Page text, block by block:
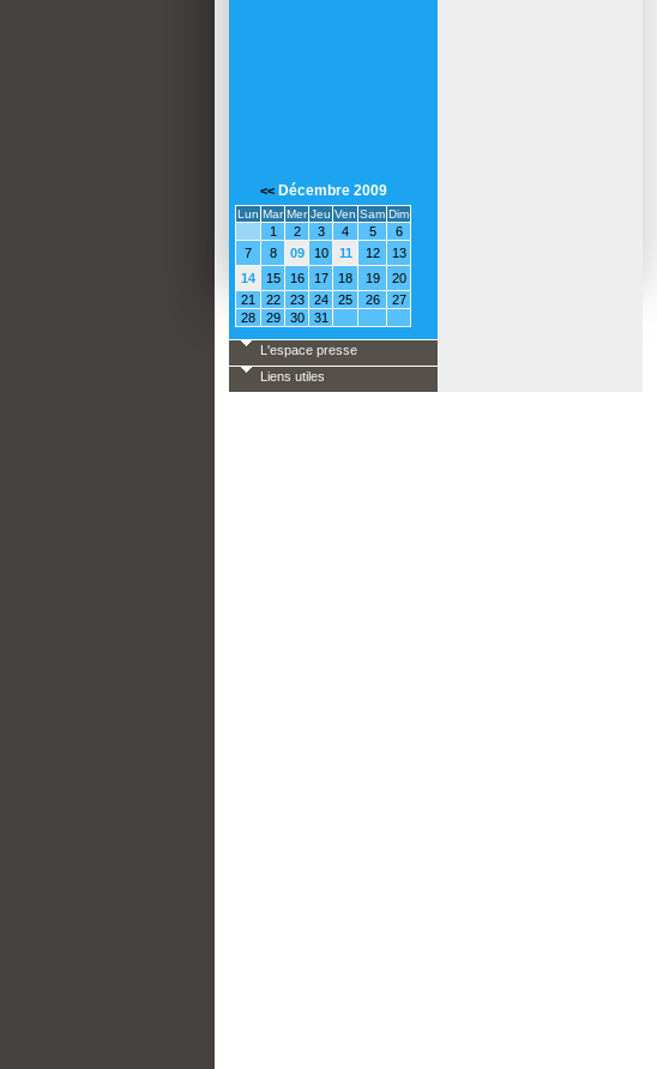
<<Décembre 2009
Lun Mar Mer Jeu Ven Sam Dim
1 2 3 4 5
6
7
8 09 10 11 12
13
14
15 16 17 18 19
20
21
22 23 24 25 26
27
28
29 30 31
L'espace presse
Liens utiles